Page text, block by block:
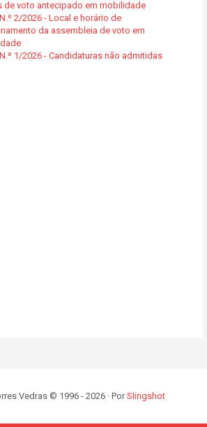
de voto antecipado em mobilidade
2/2026 - Local e horário de
da assembleia de voto em
1/2026 - Candidaturas não admitidas
Vedras © 1996 - 2026 · PorSlingshot